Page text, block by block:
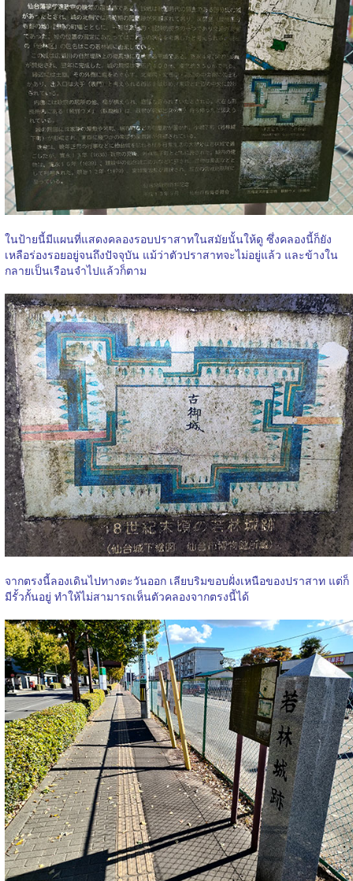
ในป้ายนี้มีแผนที่แสดงคลองรอบปราสาทในสมัยนั้นให้ดู ซึ่งคลองนี้ก็ยัง
เหลือร่องรอยอยู่จนถึงปัจจุบัน แม้ว่าตัวปราสาทจะไม่อยู่แล้ว และข้างใน
กลายเป็นเรือนจำไปแล้วก็ตาม
จากตรงนี้ลองเดินไปทางตะวันออก เลียบริมขอบฝั่งเหนือของปราสาท แต่ก็
มีรั้วกั้นอยู่ ทำให้ไม่สามารถเห็นตัวคลองจากตรงนี้ได้